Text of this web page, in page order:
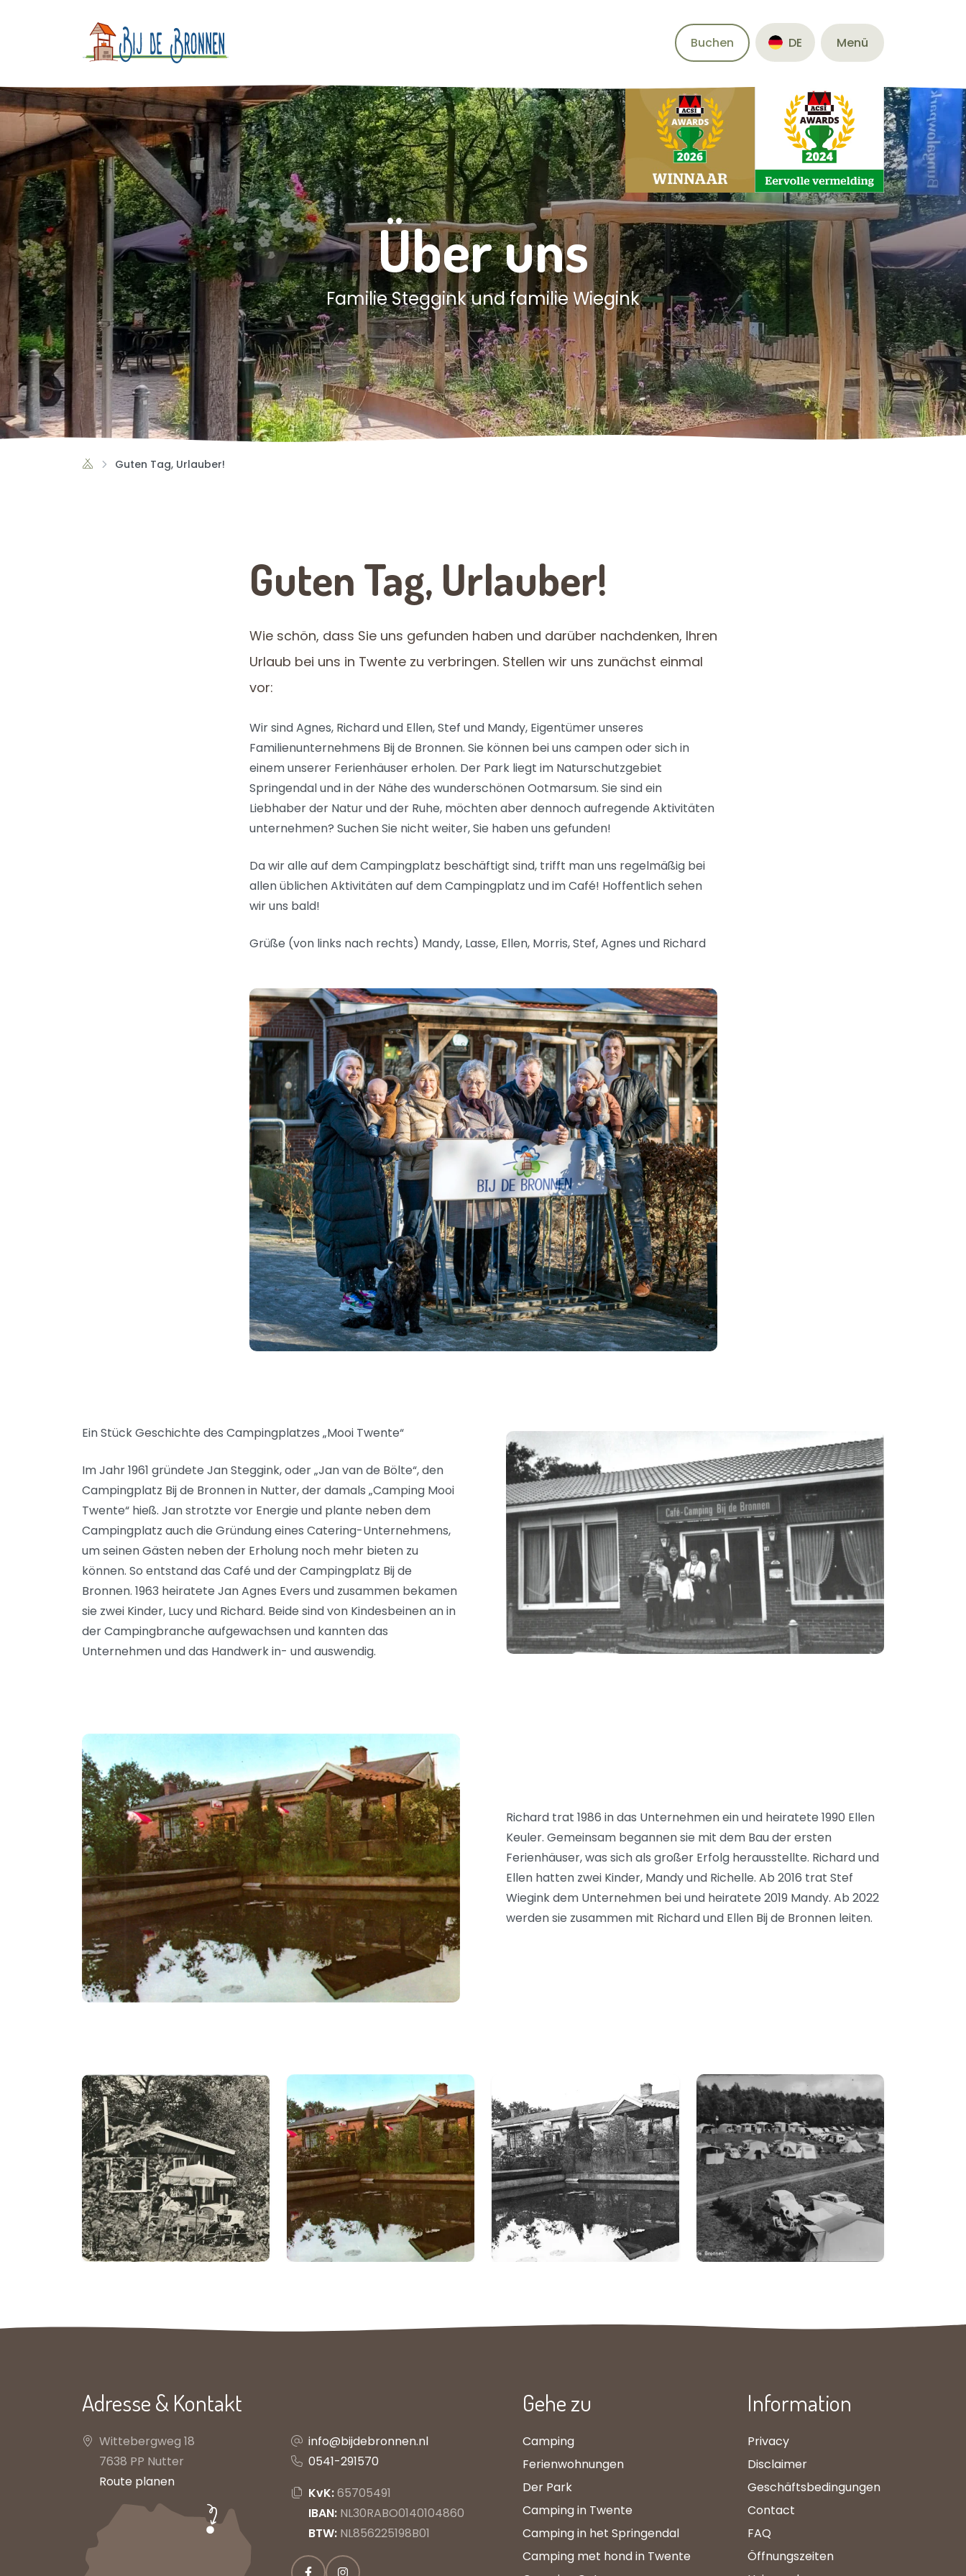
Buchen DE Menü
Über uns
Familie Steggink und familie Wiegink
Guten Tag, Urlauber!
Guten Tag, Urlauber!
Wie schön, dass Sie uns gefunden haben und darüber nachdenken, Ihren
Urlaub bei uns in Twente zu verbringen. Stellen wir uns zunächst einmal
vor:
Wir sind Agnes, Richard und Ellen, Stef und Mandy, Eigentümer unseres
Familienunternehmens Bij de Bronnen. Sie können bei uns campen oder sich in
einem unserer Ferienhäuser erholen. Der Park liegt im Naturschutzgebiet
Springendal und in der Nähe des wunderschönen Ootmarsum. Sie sind ein
Liebhaber der Natur und der Ruhe, möchten aber dennoch aufregende Aktivitäten
unternehmen? Suchen Sie nicht weiter, Sie haben uns gefunden!
Da wir alle auf dem Campingplatz beschäftigt sind, trifft man uns regelmäßig bei
allen üblichen Aktivitäten auf dem Campingplatz und im Café! Hoffentlich sehen
wir uns bald!
Grüße (von links nach rechts) Mandy, Lasse, Ellen, Morris, Stef, Agnes und Richard
Ein Stück Geschichte des Campingplatzes „Mooi Twente“
Im Jahr 1961 gründete Jan Steggink, oder „Jan van de Bölte“, den
Campingplatz Bij de Bronnen in Nutter, der damals „Camping Mooi
Twente“ hieß. Jan strotzte vor Energie und plante neben dem
Campingplatz auch die Gründung eines Catering-Unternehmens,
um seinen Gästen neben der Erholung noch mehr bieten zu
können. So entstand das Café und der Campingplatz Bij de
Bronnen. 1963 heiratete Jan Agnes Evers und zusammen bekamen
sie zwei Kinder, Lucy und Richard. Beide sind von Kindesbeinen an in
der Campingbranche aufgewachsen und kannten das
Unternehmen und das Handwerk in- und auswendig.
Richard trat 1986 in das Unternehmen ein und heiratete 1990 Ellen
Keuler. Gemeinsam begannen sie mit dem Bau der ersten
Ferienhäuser, was sich als großer Erfolg herausstellte. Richard und
Ellen hatten zwei Kinder, Mandy und Richelle. Ab 2016 trat Stef
Wiegink dem Unternehmen bei und heiratete 2019 Mandy. Ab 2022
werden sie zusammen mit Richard und Ellen Bij de Bronnen leiten.
Adresse & Kontakt
Wittebergweg 18
7638 PP Nutter
Route planen
info@bijdebronnen.nl
0541-291570
KvK:65705491
IBAN: NL30RABO0140104860
BTW: NL856225198B01
Gehe zu
Camping
Ferienwohnungen
Der Park
Camping in Twente
Camping in het Springendal
Camping met hond in Twente
Information
Privacy
Disclaimer
Geschäftsbedingungen
Contact
FAQ
Öffnungszeiten